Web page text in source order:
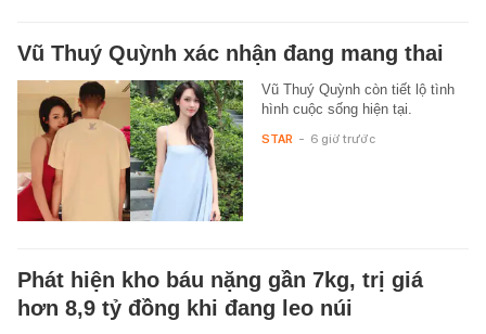
Vũ Thuý Quỳnh xác nhận đang mang thai
Vũ Thuý Quỳnh còn tiết lộ tình
hình cuộc sống hiện tại.
STAR - 6 giờ trước
Phát hiện kho báu nặng gần 7kg, trị giá
hơn 8,9 tỷ đồng khi đang leo núi